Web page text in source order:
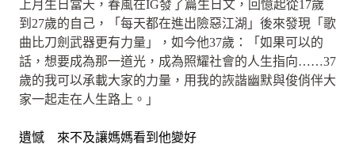
上月生日當天，春風在IG發了篇生日文，回憶起從17歲
到27歲的自己，「每天都在進出險惡江湖」後來發現「歌
曲比刀劍武器更有力量」，如今他37歲：「如果可以的
話，想要成為那一道光，成為照耀社會的人生指向……37
歲的我可以承載大家的力量，用我的詼諧幽默與俊俏伴大
家一起走在人生路上。」
遺憾 來不及讓媽媽看到他變好